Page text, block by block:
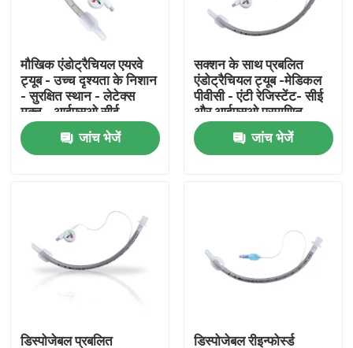
फैक्टरी यात्रा
गुणवत्ता नियंत्रण
एक बोली का अनुरोध
स्वरयंत्र मुखौटा वायुमार्ग
मौखिक एंडोट्रैचियल एयरवे
ट्यूब - उच्च दृश्यता के निशान
- सुरक्षित स्थान - लेटेक्स
मुक्त - आईएसओ सीई
प्रमाणन
जांच भेजें
सक्शन के साथ प्रबलित
एंडोट्रैचियल ट्यूब -मेडिकल
पीवीसी - एंटी रेजिस्टेंट- सीई
और आईएसओ प्रमाणित
जांच भेजें
डिस्पोजेबल प्रबलित
डिस्पोजेबल रीइन्फोर्स्ड